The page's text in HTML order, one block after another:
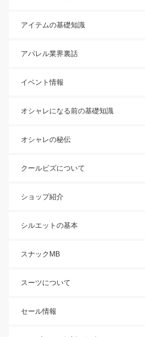
アイテムの基礎知識
アパレル業界裏話
イベント情報
オシャレになる前の基礎知識
オシャレの秘伝
クールビズについて
ショップ紹介
シルエットの基本
スナックMB
スーツについて
セール情報